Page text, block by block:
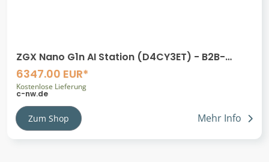
ZGX Nano G1n AI Station (D4CY3ET) - B2B-
Rabatt - HP Power Partner
6347.00 EUR*
Kostenlose Lieferung
c-nw.de
Zum Shop Mehr Info